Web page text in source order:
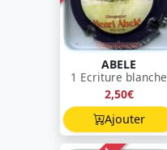
ABELE
1 Ecriture blanche
2,50€
Ajouter